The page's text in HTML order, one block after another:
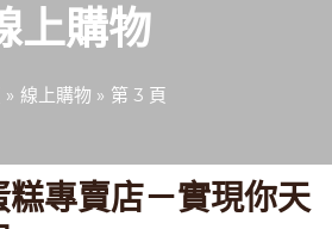
上購物
線上購物 第 3 頁
專賣店－實現你天